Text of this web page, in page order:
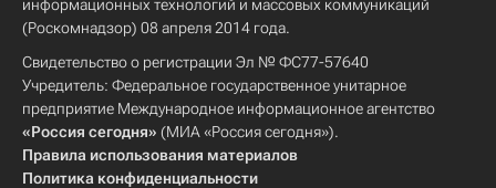
информационных технологий и массовых коммуникаций
(Роскомнадзор) 08 апреля 2014 года.
Свидетельство о регистрации Эл № ФС77-57640
Учредитель: Федеральное государственное унитарное
предприятие Международное информационное агентство
«Россия сегодня» (МИА «Россия сегодня»).
Правила использования материалов
Политика конфиденциальности